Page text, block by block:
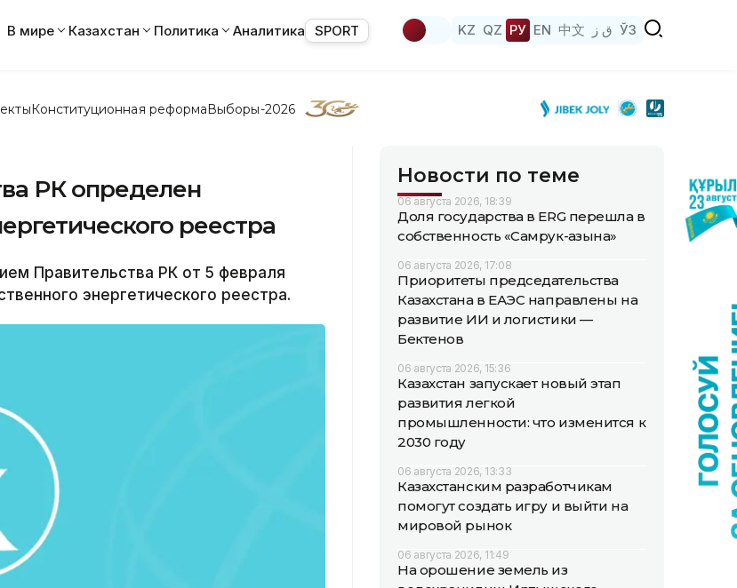
В мире Казахстан Политика Аналитика SPORT KZ QZ РУ EN 中文 ق ز ЎЗ
Конституционная реформаВыборы-2026
РК определен
реестра
Правительства РК от 5 февраля
энергетического реестра.
Новости по теме
06 августа 2026, 18:39
Доля государства в ERG перешла в
собственность «Самрук-Қазына»
06 августа 2026, 17:08
Приоритеты председательства
Казахстана в ЕАЭС направлены на
развитие ИИ и логистики —
Бектенов
06 августа 2026, 15:36
Казахстан запускает новый этап
развития легкой
промышленности: что изменится к
2030 году
06 августа 2026, 13:33
Казахстанским разработчикам
помогут создать игру и выйти на
мировой рынок
06 августа 2026, 11:49
На орошение земель из